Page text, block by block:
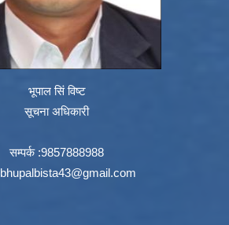
भूपाल सिं विष्ट
सूचना अधिकारी
सम्पर्क :9857888988
bhupalbista43@gmail.com